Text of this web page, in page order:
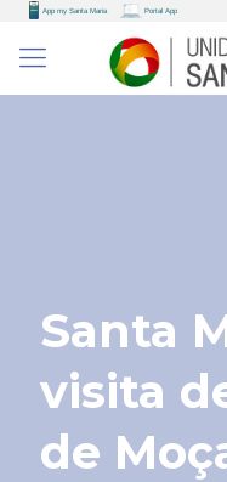
Santa
visita
de